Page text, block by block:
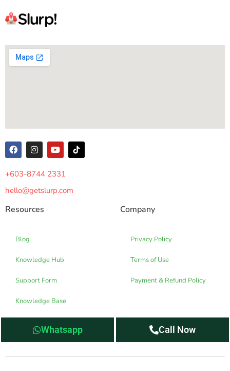
+603-8744 2331
hello@getslurp.com
Resources
Blog
Knowledge Hub
Support Form
Knowledge Base
Company
Privacy Policy
Terms of Use
Payment & Refund Policy
Whatsapp Call Now